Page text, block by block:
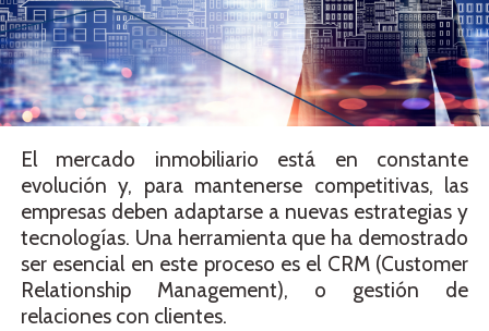
El mercado inmobiliario está en constante
evolución y, para mantenerse competitivas, las
empresas deben adaptarse a nuevas estrategias y
tecnologías. Una herramienta que ha demostrado
ser esencial en este proceso es el CRM (Customer
Relationship Management), o gestión de
relaciones con clientes.